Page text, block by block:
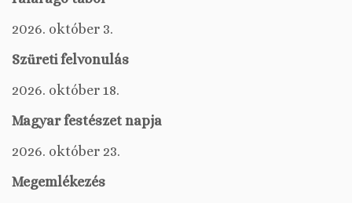
2026. október 3.
Szüreti felvonulás
2026. október 18.
Magyar festészet napja
2026. október 23.
Megemlékezés